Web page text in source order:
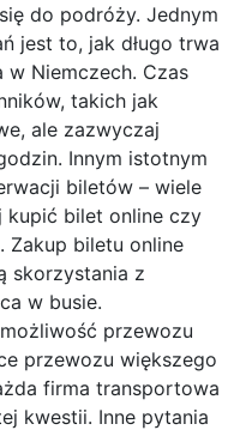
do podróży. Jednym
jest to, jak długo trwa
Niemczech. Czas
takich jak
ale zazwyczaj
Innym istotnym
biletów – wiele
kupić bilet online czy
Zakup biletu online
skorzystania z
w busie.
przewozu
przewozu większego
firma transportowa
kwestii. Inne pytania